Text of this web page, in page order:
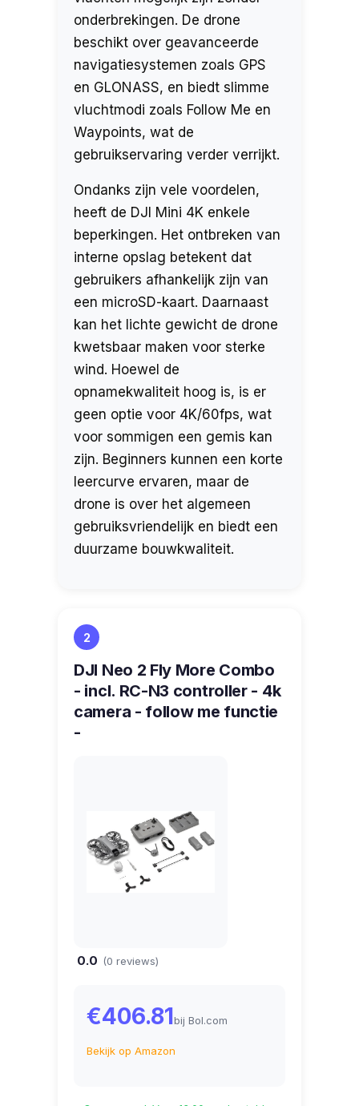
onderbrekingen. De drone
beschikt over geavanceerde
navigatiesystemen zoals GPS
en GLONASS, en biedt slimme
vluchtmodi zoals Follow Me en
Waypoints, wat de
gebruikservaring verder verrijkt.
Ondanks zijn vele voordelen,
heeft de DJI Mini 4K enkele
beperkingen. Het ontbreken van
interne opslag betekent dat
gebruikers afhankelijk zijn van
een microSD-kaart. Daarnaast
kan het lichte gewicht de drone
kwetsbaar maken voor sterke
wind. Hoewel de
opnamekwaliteit hoog is, is er
geen optie voor 4K/60fps, wat
voor sommigen een gemis kan
zijn. Beginners kunnen een korte
leercurve ervaren, maar de
drone is over het algemeen
gebruiksvriendelijk en biedt een
duurzame bouwkwaliteit.
2
DJI Neo 2 Fly More Combo
- incl. RC-N3 controller - 4k
camera - follow me functie
-
0.0 (0 reviews)
€406.81bij Bol.com
Bekijk op Amazon